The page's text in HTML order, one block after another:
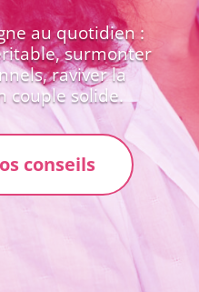
au quotidien :
surmonter
raviver la
couple solide.
conseils